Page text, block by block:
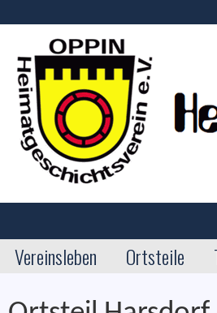
Vereinsleben Ortsteile